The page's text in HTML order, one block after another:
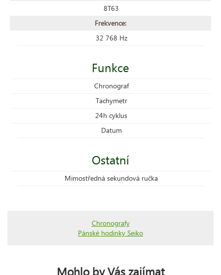
8T63
Frekvence:
32 768 Hz
Funkce
Chronograf
Tachymetr
24h cyklus
Datum
Ostatní
Mimostředná sekundová ručka
Chronografy
Pánské hodinky Seiko
Mohlo by Vás zajímat